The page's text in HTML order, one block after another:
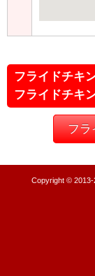
フライドチキ
フライドチキ
フラ
Copyright © 2013-